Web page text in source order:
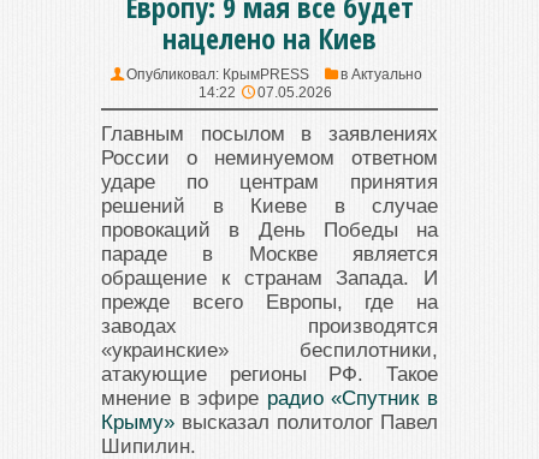
нацелено на Киев
Опубликовал: КрымPRESS в Актуально
14:22
07.05.2026
Главным посылом в заявлениях
России о неминуемом ответном
ударе по центрам принятия
решений в Киеве в случае
провокаций в День Победы на
параде в Москве является
обращение к странам Запада. И
прежде всего Европы, где на
заводах производятся
«украинские» беспилотники,
атакующие регионы РФ. Такое
мнение в эфире радио «Спутник в
Крыму» высказал политолог Павел
Шипилин.